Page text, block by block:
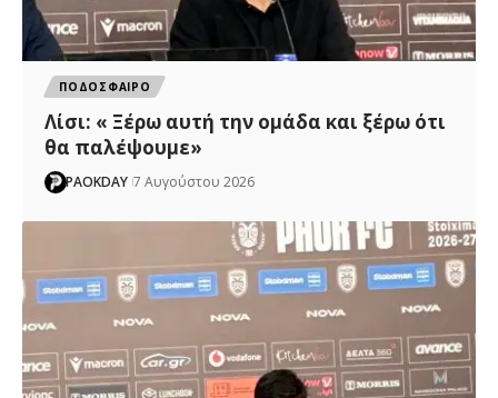
ΠΟΔΟΣΦΑΙΡΟ
Λίσι: « Ξέρω αυτή την ομάδα και ξέρω ότι
θα παλέψουμε»
PAOKDAY 7 Αυγούστου 2026